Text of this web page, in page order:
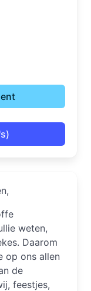
weten,
Daarom
op ons allen
de
feestjes,